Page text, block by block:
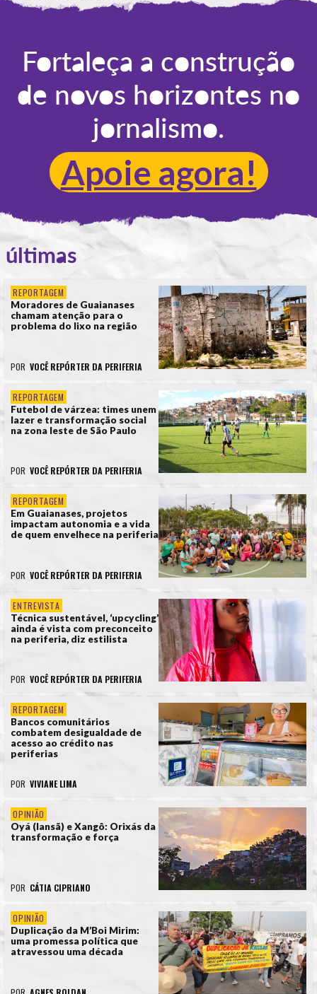
Fortaleça a construção
de novos horizontes no
jornalismo.
Apoie agora!
últimas
REPORTAGEM
Moradores de Guaianases
chamam atenção para o
problema do lixo na região
POR VOCÊ REPÓRTER DA PERIFERIA
REPORTAGEM
Futebol de várzea: times unem
lazer e transformação social
na zona leste de São Paulo
POR VOCÊ REPÓRTER DA PERIFERIA
REPORTAGEM
Em Guaianases, projetos
impactam autonomia e a vida
de quem envelhece na periferia
POR VOCÊ REPÓRTER DA PERIFERIA
ENTREVISTA
Técnica sustentável, ‘upcycling’
ainda é vista com preconceito
na periferia, diz estilista
POR VOCÊ REPÓRTER DA PERIFERIA
REPORTAGEM
Bancos comunitários
combatem desigualdade de
acesso ao crédito nas
periferias
POR VIVIANE LIMA
OPINIÃO
Oyá (Iansã) e Xangô: Orixás da
transformação e força
POR CÁTIA CIPRIANO
OPINIÃO
Duplicação da M’Boi Mirim:
uma promessa política que
atravessou uma década